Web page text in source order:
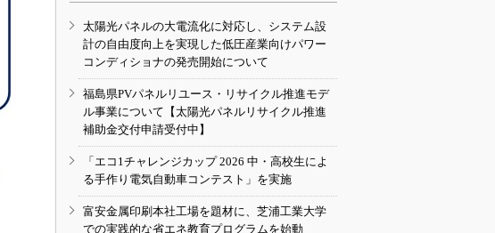
太陽光パネルの大電流化に対応し、システム設
計の自由度向上を実現した低圧産業向けパワー
コンディショナの発売開始について
福島県PVパネルリユース・リサイクル推進モデ
ル事業について【太陽光パネルリサイクル推進
補助金交付申請受付中】
「エコ1チャレンジカップ 2026 中・高校生によ
る手作り電気自動車コンテスト」を実施
富安金属印刷本社工場を題材に、芝浦工業大学
での実践的な省エネ教育プログラムを始動